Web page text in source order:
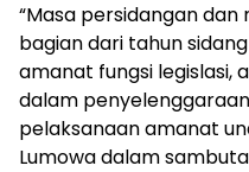
“Masa persidangan
bagian dari tahun
amanat fungsi legislasi,
dalam
pelaksanaan amanat
Lumowa dalam